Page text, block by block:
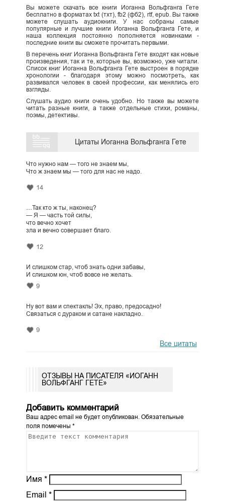
Вы можете скачать все книги Иоганна Вольфганга Гете
бесплатно в форматах txt (тхт), fb2 (фб2), rtf, epub. Вы также
можете слушать аудиокниги. У нас собраны самые
популярные и лучшие книги Иоганна Вольфганга Гете, и
наша коллекция постоянно пополняется новинками -
последние книги вы сможете прочитать первыми.
В перечень книг Иоганна Вольфганга Гете входят как новые
произведения, так и те, которые вы, возможно, уже читали.
Список книг Иоганна Вольфганга Гете выстроен в порядке
хронологии - благодаря этому можно посмотреть, как
развивался человек в своей профессии, как менялись его
взгляды.
Слушать аудио книги очень удобно. Но также вы можете
читать разные книги, а также отдельные стихи, романы,
поэмы, детективы.
Цитаты Иоганна Вольфганга Гете
Что нужно нам — того не знаем мы,
Что ж знаем мы — того для нас не надо.
14
…Так кто ж ты, наконец?
— Я — часть той силы,
что вечно хочет
зла и вечно совершает благо.
12
И слишком стар, чтоб знать одни забавы,
И слишком юн, чтоб вовсе не желать.
9
Ну вот вам и спектакль! Эх, право, предосадно!
Связаться с дураком и сатане накладно.
9
Все цитаты
ОТЗЫВЫ НА ПИСАТЕЛЯ «ИОГАНН
ВОЛЬФГАНГ ГЕТЕ»
Добавить комментарий
Ваш адрес email не будет опубликован.Обязательные
поля помечены *
Имя *
Email *